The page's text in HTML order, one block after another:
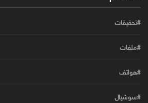
#تحقيقات
#ملفات
#هواتف
#سوشيال